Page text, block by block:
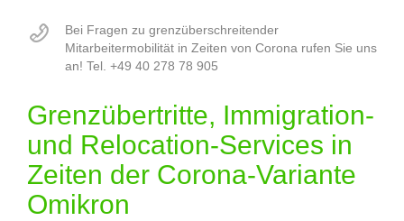
Bei Fragen zu grenzüberschreitender
Mitarbeitermobilität in Zeiten von Corona rufen Sie uns
an! Tel. +49 40 278 78 905
Grenzübertritte, Immigration-
und Relocation-Services in
Zeiten der Corona-Variante
Omikron